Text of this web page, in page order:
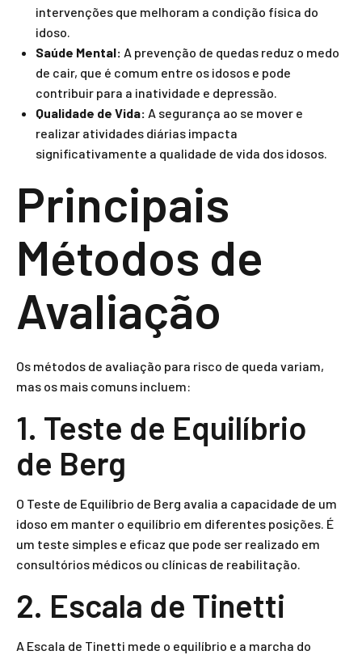
intervenções que melhoram a condição física do
idoso.
Saúde Mental: A prevenção de quedas reduz o medo
de cair, que é comum entre os idosos e pode
contribuir para a inatividade e depressão.
Qualidade de Vida: A segurança ao se mover e
realizar atividades diárias impacta
significativamente a qualidade de vida dos idosos.
Principais
Métodos de
Avaliação
Os métodos de avaliação para risco de queda variam,
mas os mais comuns incluem:
1. Teste de Equilíbrio
de Berg
O Teste de Equilíbrio de Berg avalia a capacidade de um
idoso em manter o equilíbrio em diferentes posições. É
um teste simples e eficaz que pode ser realizado em
consultórios médicos ou clínicas de reabilitação.
2. Escala de Tinetti
A Escala de Tinetti mede o equilíbrio e a marcha do